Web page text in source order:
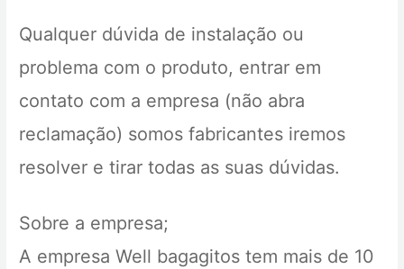
Qualquer dúvida de instalação ou
problema com o produto, entrar em
contato com a empresa (não abra
reclamação) somos fabricantes iremos
resolver e tirar todas as suas dúvidas.
Sobre a empresa;
A empresa Well bagagitos tem mais de 10